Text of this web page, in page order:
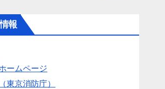
報
ームページ
東京消防庁）